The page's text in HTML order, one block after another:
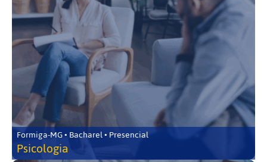
Formiga-MG • Bacharel • Presencial
Psicologia